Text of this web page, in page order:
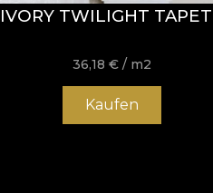
IVORY TWILIGHT
36,18€ / m2
Kaufen